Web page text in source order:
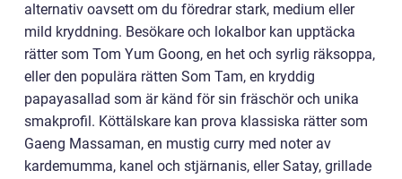
alternativ oavsett om du föredrar stark, medium eller
mild kryddning. Besökare och lokalbor kan upptäcka
rätter som Tom Yum Goong, en het och syrlig räksoppa,
eller den populära rätten Som Tam, en kryddig
papayasallad som är känd för sin fräschör och unika
smakprofil. Köttälskare kan prova klassiska rätter som
Gaeng Massaman, en mustig curry med noter av
kardemumma, kanel och stjärnanis, eller Satay, grillade